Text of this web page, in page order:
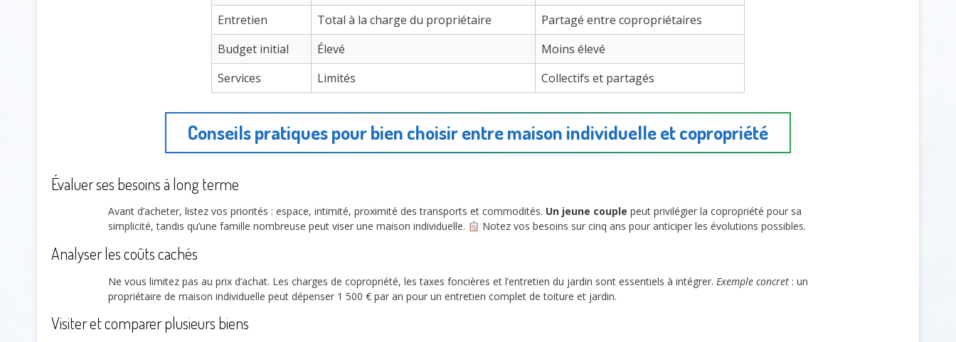
Entretien
Total à la charge du propriétaire
Partagé entre copropriétaires
Budget initial
Élevé
Moins élevé
Services
Limités Collectifs et partagés
Conseils pratiques pour bien choisir entre maison individuelle et copropriété
Évaluer ses besoins à long terme
Avant d’acheter, listez vos priorités : espace, intimité, proximité des transports et commodités. Un jeune couple peut privilégier la copropriété pour sa
simplicité, tandis qu’une famille nombreuse peut viser une maison individuelle.
Notez vos besoins sur cinq ans pour anticiper les évolutions possibles.
Analyser les coûts cachés
Ne vous limitez pas au prix d’achat. Les charges de copropriété, les taxes foncières et l’entretien du jardin sont essentiels à intégrer. Exemple concret : un
propriétaire de maison individuelle peut dépenser 1 500 € par an pour un entretien complet de toiture et jardin.
Visiter et comparer plusieurs biens